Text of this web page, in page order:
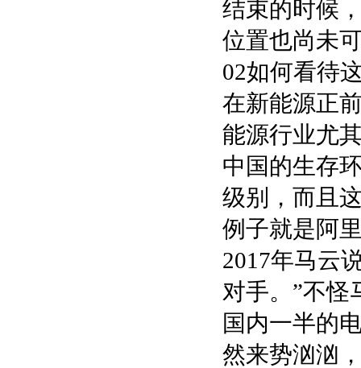
结束的时候
位置也尚未
02如何看待
在新能源正
能源行业尤
中国的生存
级别，而且
例子就是阿
2017年马云
对手。”不怪
国内一半的
然来势汹汹